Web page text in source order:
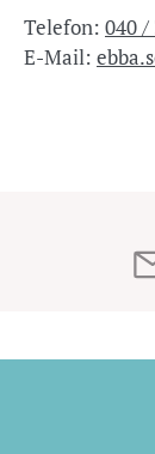
Telefon: 040 /
E-Mail: